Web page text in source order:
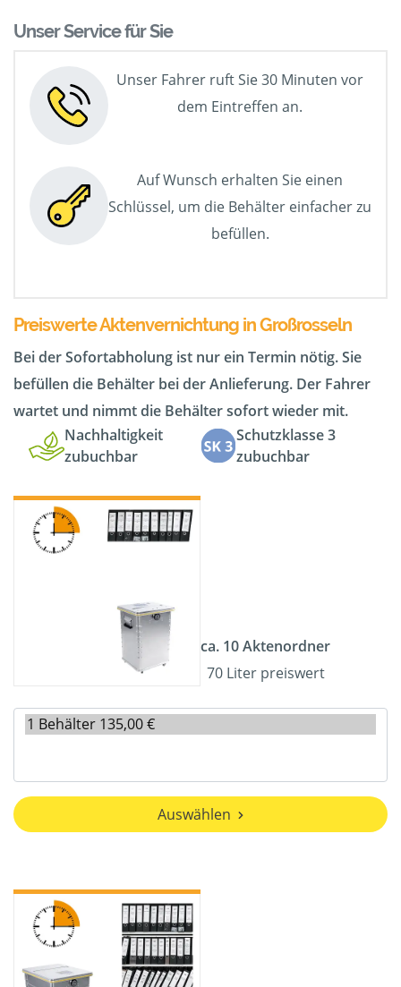
Unser Service für Sie
Unser Fahrer ruft Sie 30 Minuten vor
dem Eintreffen an.
Auf Wunsch erhalten Sie einen
Schlüssel, um die Behälter einfacher zu
befüllen.
Preiswerte Aktenvernichtung in Großrosseln
Bei der Sofortabholung ist nur ein Termin nötig. Sie
befüllen die Behälter bei der Anlieferung. Der Fahrer
wartet und nimmt die Behälter sofort wieder mit.
Nachhaltigkeit
zubuchbar
Schutzklasse 3
zubuchbar
ca. 10 Aktenordner
70 Liter preiswert
Auswählen